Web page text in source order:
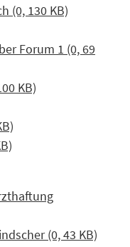
(0, 130 KB)
Forum 1 (0, 69
KB)
(0, 43 KB)